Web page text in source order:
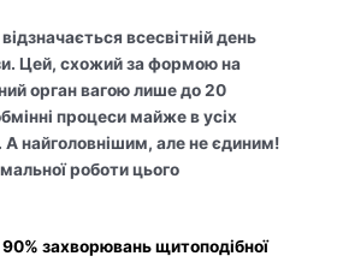
всесвітній день
Цей, схожий за формою на
орган вагою лише до 20
процеси майже в усіх
А найголовнішим, але не єдиним!
роботи цього
захворювань щитоподібної